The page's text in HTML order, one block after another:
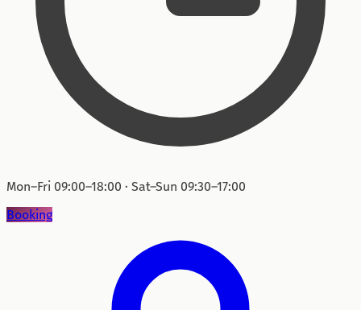
Mon–Fri 09:00–18:00 · Sat–Sun 09:30–17:00
Booking